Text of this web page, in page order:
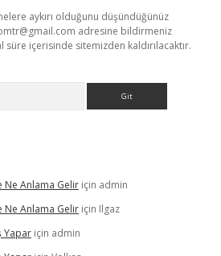
aykırı olduğunu düşündüğünüz
adresine bildirmeniz
içerisinde sitemizden kaldırılacaktır.
Ne Anlama Gelir için admin
Ne Anlama Gelir için Ilgaz
Yapar için admin